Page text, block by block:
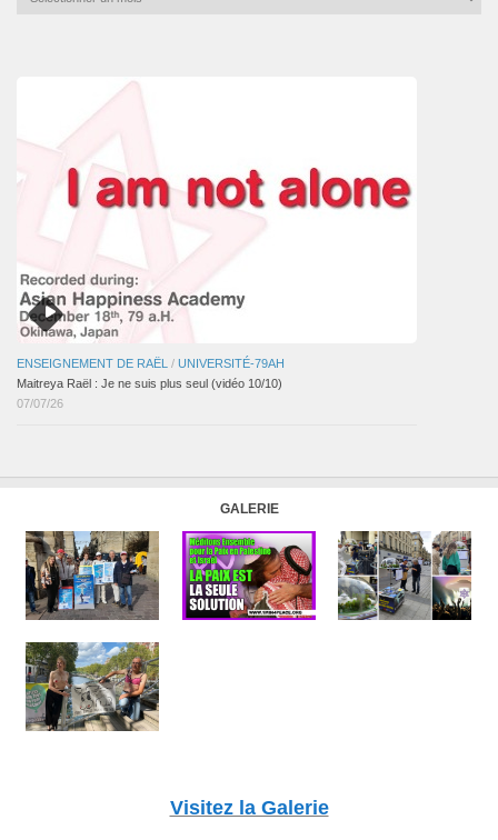
ENSEIGNEMENT DE RAËL / UNIVERSITÉ-79AH
Maitreya Raël : Je ne suis plus seul (vidéo 10/10)
07/07/26
GALERIE
Visitez la Galerie